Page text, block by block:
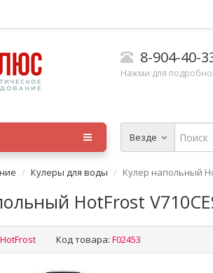
8-904-40-
Нажми для
Везде
Кулеры для воды Кулер напольный
HotFrost
HotFrost Код товара: F02453